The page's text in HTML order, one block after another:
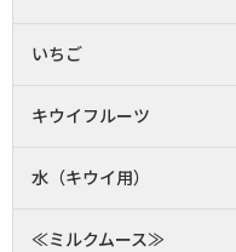
いちご
キウイフルーツ
水（キウイ用）
≪ミルクムース≫